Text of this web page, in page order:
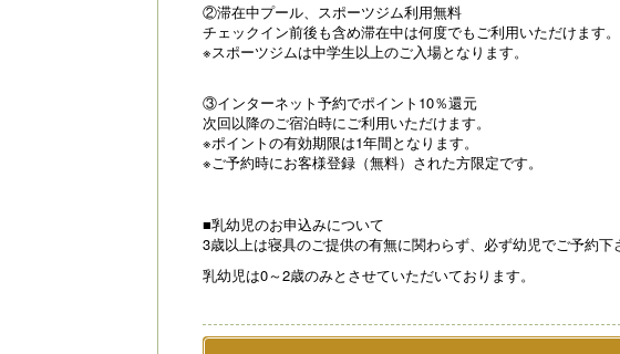
②滞在中プール、スポーツジム利用無料
チェックイン前後も含め滞在中は何度でもご利用いただけます。
※スポーツジムは中学生以上のご入場となります。
③インターネット予約でポイント10％還元
次回以降のご宿泊時にご利用いただけます。
※ポイントの有効期限は1年間となります。
※ご予約時にお客様登録（無料）された方限定です。
■乳幼児のお申込みについて
3歳以上は寝具のご提供の有無に関わらず、必ず幼児でご予約下
乳幼児は0～2歳のみとさせていただいております。